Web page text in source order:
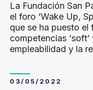
La Fundación San
el foro ‘Wake Up,
que se ha puesto
competencias
empleabilidad y la
03/05/2022